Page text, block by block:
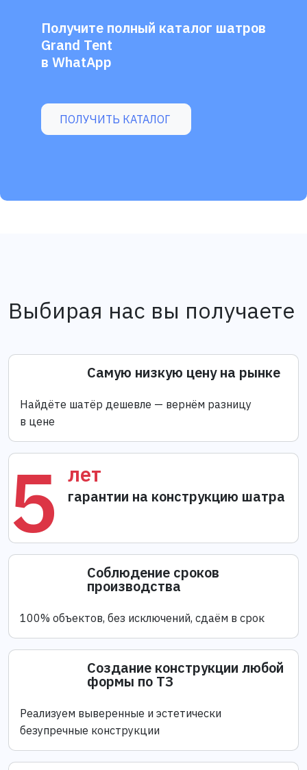
Получите полный каталог шатров
Grand Tent
в WhatApp
ПОЛУЧИТЬ КАТАЛОГ
Выбирая нас вы получаете
Самую низкую цену на рынке
Найдёте шатёр дешевле — вернём разницу
в цене
5 лет
гарантии на конструкцию шатра
Соблюдение сроков
производства
100% объектов, без исключений, сдаём в срок
Создание конструкции любой
формы по ТЗ
Реализуем выверенные и эстетически
безупречные конструкции